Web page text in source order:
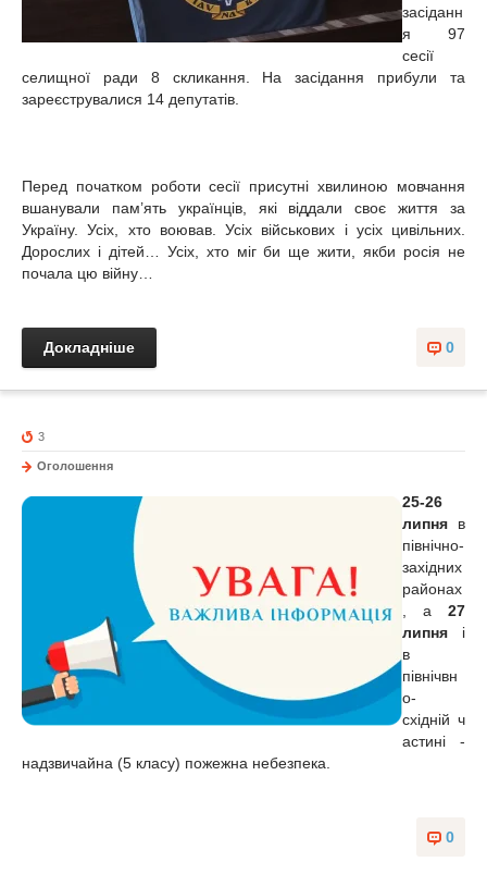
засіданн
я 97
сесії
селищної ради 8 скликання. На засідання прибули та
зареєструвалися 14 депутатів.
Перед початком роботи сесії присутні хвилиною мовчання
вшанували пам’ять українців, які віддали своє життя за
Україну. Усіх, хто воював. Усіх військових і усіх цивільних.
Дорослих і дітей… Усіх, хто міг би ще жити, якби росія не
почала цю війну…
0
Докладніше
3
Оголошення
25-26
липня в
північно-
західних
районах
, а 27
липня і
в
північвн
о-
східній ч
астині -
надзвичайна (5 класу) пожежна небезпека.
0